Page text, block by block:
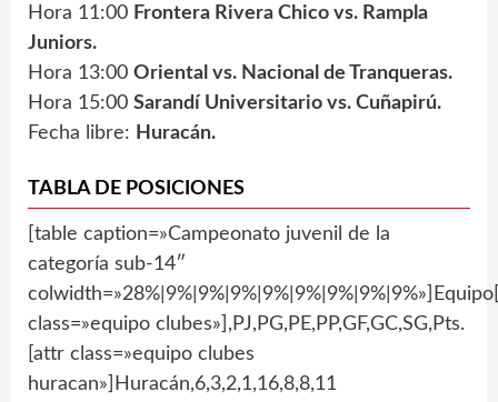
Hora 11:00 Frontera Rivera Chico vs. Rampla
Juniors.
Hora 13:00 Oriental vs. Nacional de Tranqueras.
Hora 15:00 Sarandí Universitario vs. Cuñapirú.
Fecha libre: Huracán.
TABLA DE POSICIONES
[table caption=»Campeonato juvenil de la
categoría sub-14″
class=»equipo clubes»],PJ,PG,PE,PP,GF,GC,SG,Pts.
[attr class=»equipo clubes
huracan»]Huracán,6,3,2,1,16,8,8,11